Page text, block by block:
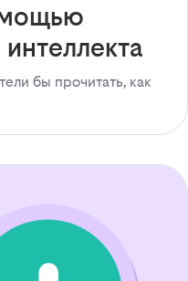
бы прочитать, как